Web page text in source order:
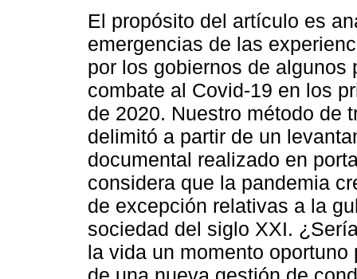
El propósito del artículo es
emergencias de las
por los gobiernos de algunos
combate al Covid-19 en los
de 2020. Nuestro método de
delimitó a partir de un
documental realizado en
considera que la pandemia
de excepción relativas a la
sociedad del siglo XXI.
la vida un momento